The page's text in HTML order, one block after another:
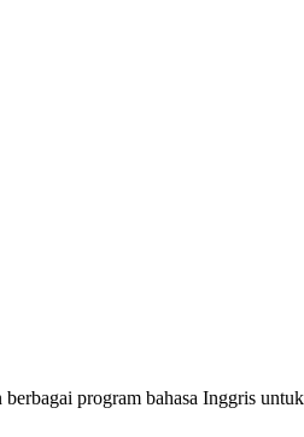
program bahasa Inggris